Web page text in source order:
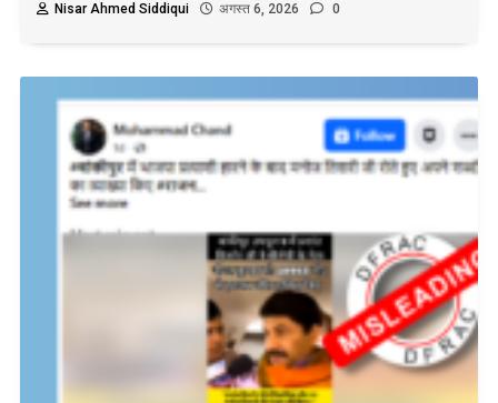
Nisar Ahmed Siddiqui
अगस्त 6, 2026 0